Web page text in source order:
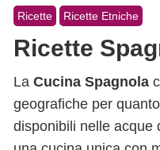
Ricette Ricette Etniche
Ricette
La Cucina Spagnola
geografiche per
disponibili nelle acque